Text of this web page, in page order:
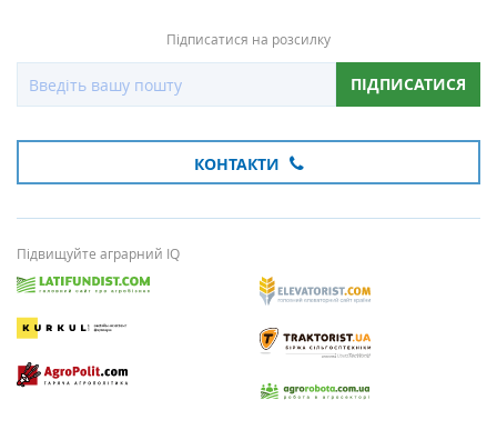
Підписатися на розсилку
ПІДПИСАТИСЯ
КОНТАКТИ
Підвищуйте аграрний IQ